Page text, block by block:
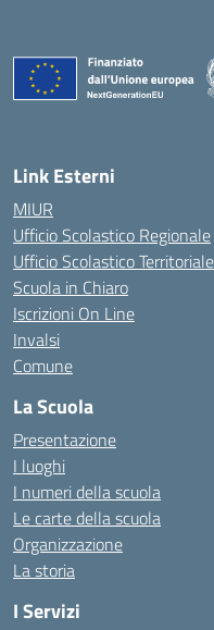
Link Esterni
MIUR
Ufficio Scolastico Regionale
Ufficio Scolastico Territoriale
Scuola in Chiaro
Iscrizioni On Line
Invalsi
Comune
La Scuola
Presentazione
I luoghi
I numeri della scuola
Le carte della scuola
Organizzazione
La storia
I Servizi